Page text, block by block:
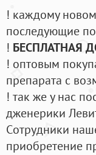
! каждому
последующие
! БЕСПЛАТНАЯ
! оптовым
препарата с
! так же у нас
дженерики
Cотрудники
приобретение